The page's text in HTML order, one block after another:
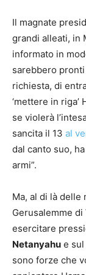
Il magnate
grandi alleati, in
informato in
sarebbero
richiesta, di
‘mettere in
se violerà
sancita il 13 al
dal canto suo,
armi”.
Ma, al di là delle
Gerusalemme
esercitare
Netanyahu e
sono forze che